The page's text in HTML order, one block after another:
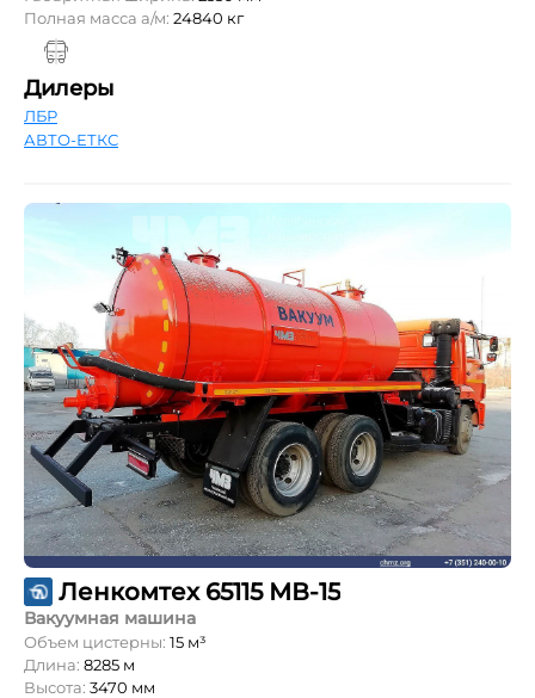
Полная масса а/м: 24840 кг
Дилеры
ЛБР
АВТО-ЕТКС
Ленкомтех 65115 МВ-15
Вакуумная машина
Объем цистерны: 15 м³
Длина: 8285 м
Высота: 3470 мм